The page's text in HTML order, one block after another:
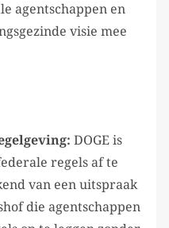
agentschappen en
visie mee
DOGE is
regels af te
van een uitspraak
die agentschappen